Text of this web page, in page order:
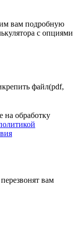
вам подробную
с опциями
файл(pdf,
на обработку
вам